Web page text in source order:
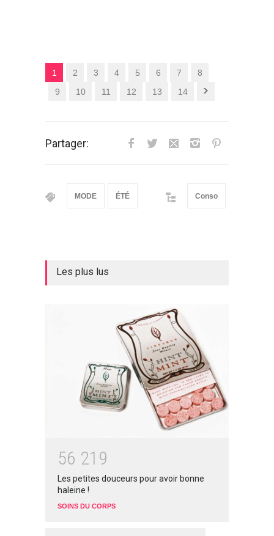
1 2 3 4 5 6 7
8
9
10 11 12 13 14
Partager:
MODE ÉTÉ Conso
Les plus lus
56 21 9
Les petites douceurs pour avoir bonne
haleine !
SOINS DU CORPS